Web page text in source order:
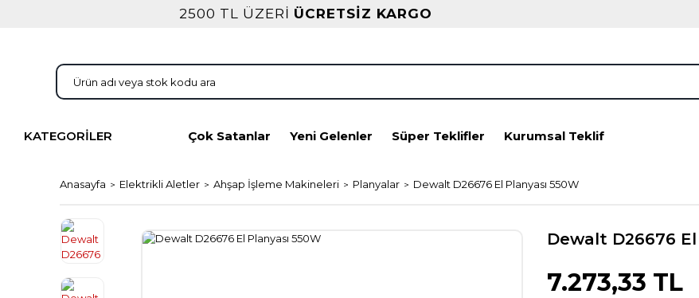
2500 TL ÜZERİ ÜCRETSİZ KARGO
KATEGORİLER Çok Satanlar Yeni Gelenler Süper Teklifler Kurumsal Teklif
Anasayfa Elektrikli Aletler Ahşap İşleme Makineleri Planyalar Dewalt D26676 El Planyası 550W
Dewalt D26676 El
7.273,33 TL